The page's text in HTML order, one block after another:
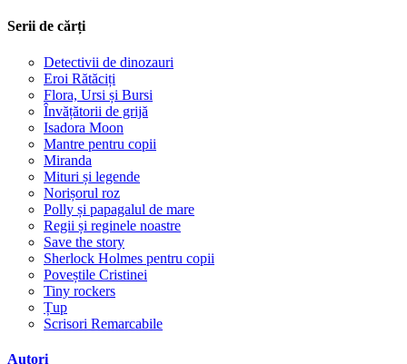
Serii de cărți
Detectivii de dinozauri
Eroi Rătăciți
Flora, Ursi și Bursi
Învățătorii de grijă
Isadora Moon
Mantre pentru copii
Miranda
Mituri și legende
Norișorul roz
Polly și papagalul de mare
Regii și reginele noastre
Save the story
Sherlock Holmes pentru copii
Poveștile Cristinei
Tiny rockers
Țup
Scrisori Remarcabile
Autori